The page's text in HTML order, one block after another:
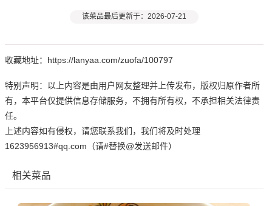
该菜品最后更新于：2026-07-21
收藏地址：https://lanyaa.com/zuofa/100797
特别声明：以上内容是由用户网友整理并上传发布，版权归原作者所
有，本平台仅提供信息存储服务，不拥有所有权，不承担相关法律责
任。
上述内容如有侵权，请您联系我们，我们将及时处理
1623956913#qq.com（请#替换@发送邮件）
相关菜品